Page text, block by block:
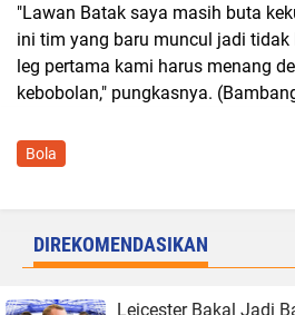
"Lawan Batak saya masih buta
ini tim yang baru muncul jadi tidak
leg pertama kami harus menang
kebobolan," pungkasnya.
Bola
DIREKOMENDASIKAN
Leicester Bakal Jadi